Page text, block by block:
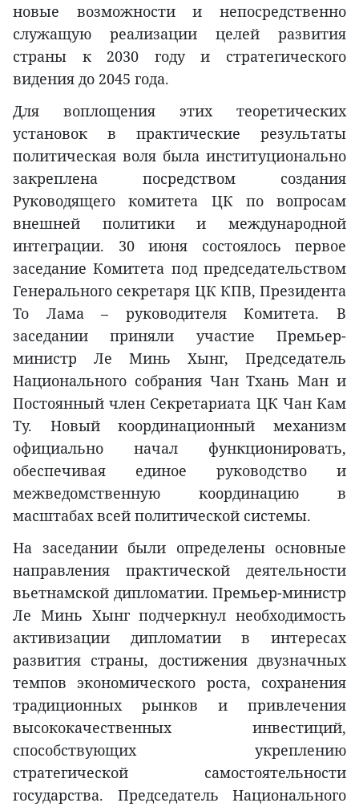
новые возможности и непосредственно
служащую реализации целей развития
страны к 2030 году и стратегического
видения до 2045 года.
Для воплощения этих теоретических
установок в практические результаты
политическая воля была институционально
закреплена посредством создания
Руководящего комитета ЦК по вопросам
внешней политики и международной
интеграции. 30 июня состоялось первое
заседание Комитета под председательством
Генерального секретаря ЦК КПВ, Президента
То Лама – руководителя Комитета. В
заседании приняли участие Премьер-
министр Ле Минь Хынг, Председатель
Национального собрания Чан Тхань Ман и
Постоянный член Секретариата ЦК Чан Кам
Ту. Новый координационный механизм
официально начал функционировать,
обеспечивая единое руководство и
межведомственную координацию в
масштабах всей политической системы.
На заседании были определены основные
направления практической деятельности
вьетнамской дипломатии. Премьер-министр
Ле Минь Хынг подчеркнул необходимость
активизации дипломатии в интересах
развития страны, достижения двузначных
темпов экономического роста, сохранения
традиционных рынков и привлечения
высококачественных инвестиций,
способствующих укреплению
стратегической самостоятельности
государства. Председатель Национального